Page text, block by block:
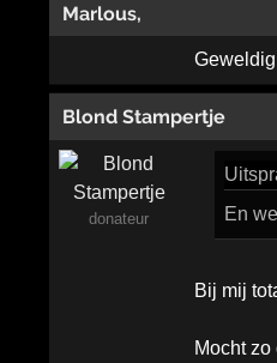
Marlous,
Blond Stampertje
donateur
En
Bij mij
Mocht